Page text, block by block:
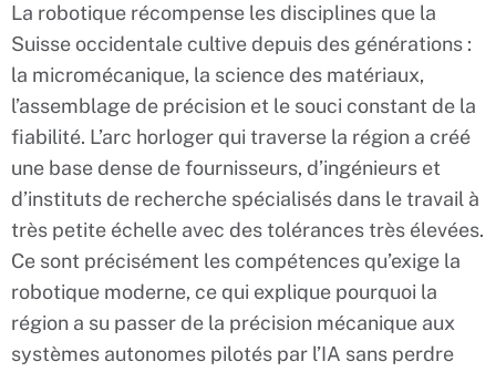
La robotique récompense les disciplines que la
Suisse occidentale cultive depuis des générations :
la micromécanique, la science des matériaux,
l’assemblage de précision et le souci constant de la
fiabilité. L’arc horloger qui traverse la région a créé
une base dense de fournisseurs, d’ingénieurs et
d’instituts de recherche spécialisés dans le travail à
très petite échelle avec des tolérances très élevées.
Ce sont précisément les compétences qu’exige la
robotique moderne, ce qui explique pourquoi la
région a su passer de la précision mécanique aux
systèmes autonomes pilotés par l’IA sans perdre